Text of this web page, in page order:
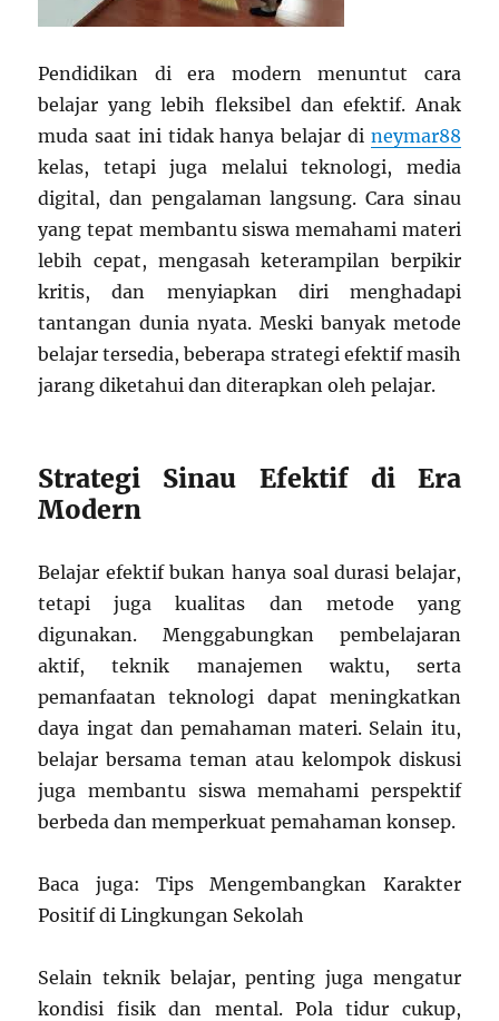
Pendidikan di era modern menuntut cara
belajar yang lebih fleksibel dan efektif. Anak
muda saat ini tidak hanya belajar di neymar88
kelas, tetapi juga melalui teknologi, media
digital, dan pengalaman langsung. Cara sinau
yang tepat membantu siswa memahami materi
lebih cepat, mengasah keterampilan berpikir
kritis, dan menyiapkan diri menghadapi
tantangan dunia nyata. Meski banyak metode
belajar tersedia, beberapa strategi efektif masih
jarang diketahui dan diterapkan oleh pelajar.
Strategi Sinau Efektif di Era
Modern
Belajar efektif bukan hanya soal durasi belajar,
tetapi juga kualitas dan metode yang
digunakan. Menggabungkan pembelajaran
aktif, teknik manajemen waktu, serta
pemanfaatan teknologi dapat meningkatkan
daya ingat dan pemahaman materi. Selain itu,
belajar bersama teman atau kelompok diskusi
juga membantu siswa memahami perspektif
berbeda dan memperkuat pemahaman konsep.
Baca juga: Tips Mengembangkan Karakter
Positif di Lingkungan Sekolah
Selain teknik belajar, penting juga mengatur
kondisi fisik dan mental. Pola tidur cukup,